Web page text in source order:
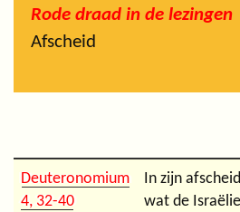
Rode draad in de lezingen
Afscheid
Deuteronomium
4, 32-40
In zijn
wat de